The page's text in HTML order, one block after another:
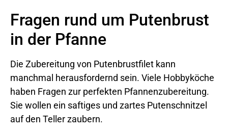
Fragen rund um Putenbrust
in der Pfanne
Die Zubereitung von Putenbrustfilet kann
manchmal herausfordernd sein. Viele Hobbyköche
haben Fragen zur perfekten Pfannenzubereitung.
Sie wollen ein saftiges und zartes Putenschnitzel
auf den Teller zaubern.